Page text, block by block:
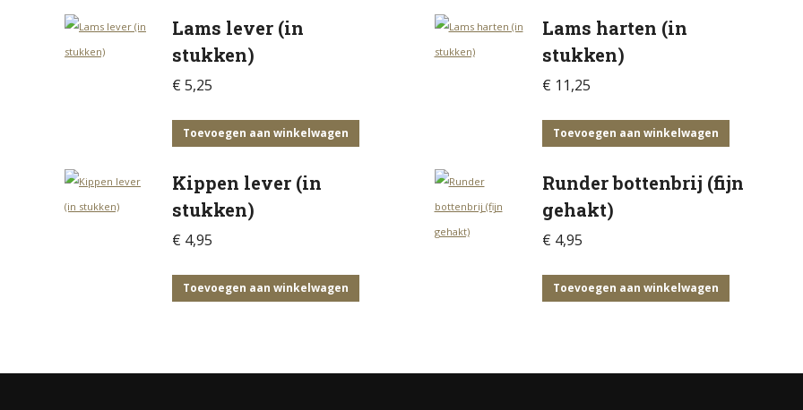
Lams lever (in
stukken)
€ 5,25
Toevoegen aan winkelwagen
Lams harten (in
stukken)
€ 11,25
Toevoegen aan winkelwagen
Kippen lever (in
stukken)
€ 4,95
Toevoegen aan winkelwagen
Runder bottenbrij (fijn
gehakt)
€ 4,95
Toevoegen aan winkelwagen